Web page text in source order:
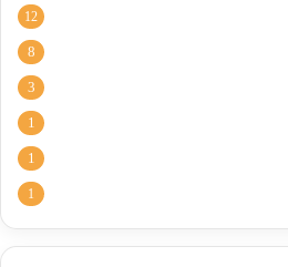
12
8
3
1
1
1